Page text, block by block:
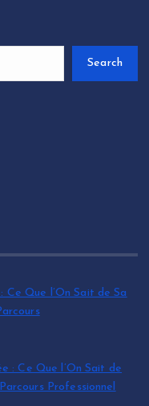
Search
Que l’On Sait de Sa
: Ce Que l’On Sait de
Professionnel